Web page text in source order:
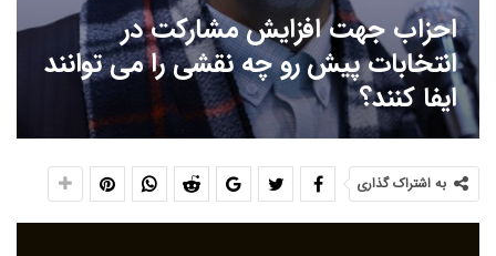
احزاب جهت افزایش مشارکت در
انتخابات پیش رو چه نقشی را می توانند
ایفا کنند؟
به اشتراک گذاری